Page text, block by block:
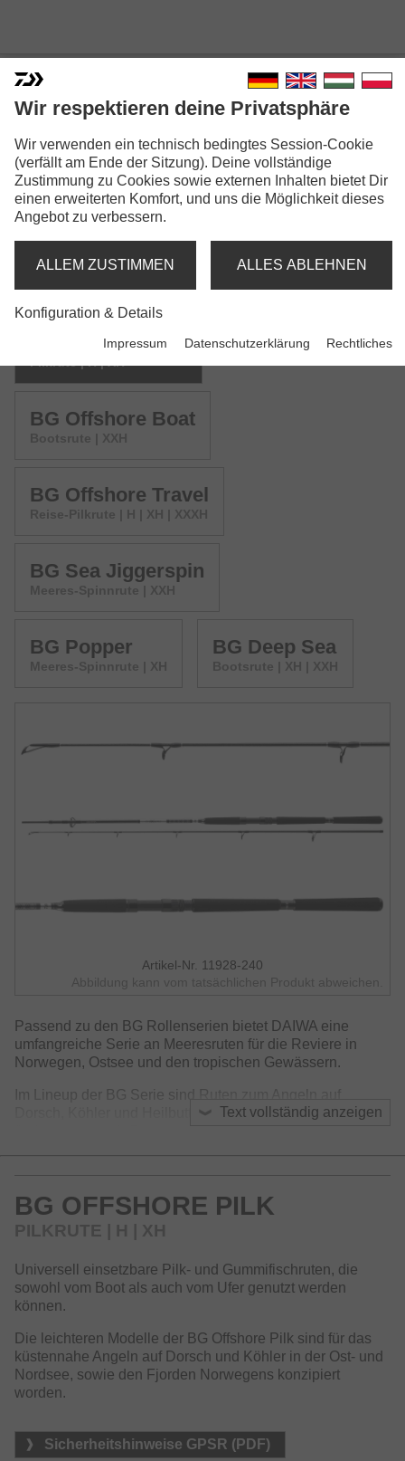
BG OFFSHORE
BG Offshore Pilk
BG Offshore Boat
Bootsrute | XXH
BG Offshore Travel
Reise-Pilkrute | H | XH | XXXH
BG Sea Jiggerspin
Meeres-Spinnrute | XXH
BG Popper
Meeres-Spinnrute | XH
BG Deep Sea
Bootsrute | XH | XXH
Artikel-Nr. 11928-240
Abbildung kann vom tatsächlichen Produkt abweichen.
Text vollständig anzeigen
Passend zu den BG Rollenserien bietet DAIWA eine
umfangreiche Serie an Meeresruten für die Reviere in
Norwegen, Ostsee und den tropischen Gewässern.
Im Lineup der BG Serie sind Ruten zum Angeln auf
Dorsch, Köhler und Heilbutt mit Natur- und Kunstködern zu
Selbstverständlich bieter diese Serie auch kurzgeteilte
Reiseruten für die gängigsten Meeresangelmethoden –
Der widerstandsfähige HMC+ Blank, ausgestattet mit
salzwasserfesten Titanium-Oxyd Ringen, DPS-H bzw.
langlebiges Griffstück aus EVA machen diese Ruten zu
einem zuverlässigen Begleiter während kompromissloser
Angeltrips auf den Ozeanen dieser Erde.
BG OFFSHORE PILK
PILKRUTE | H | XH
Universell einsetzbare Pilk- und Gummifischruten, die
sowohl vom Boot als auch vom Ufer genutzt werden
können.
Die leichteren Modelle der BG Offshore Pilk sind für das
küstennahe Angeln auf Dorsch und Köhler in der Ost- und
Nordsee, sowie den Fjorden Norwegens konzipiert
worden.
Sicherheitshinweise GPSR (PDF)
Wir respektieren deine Privatsphäre
Wir verwenden ein technisch bedingtes Session-Cookie
(verfällt am Ende der Sitzung). Deine vollständige
Zustimmung zu Cookies sowie externen Inhalten bietet Dir
einen erweiterten Komfort, und uns die Möglichkeit dieses
Angebot zu verbessern.
ALLEM ZUSTIMMEN ALLES ABLEHNEN
Konfiguration & Details
Impressum Datenschutzerklärung Rechtliches